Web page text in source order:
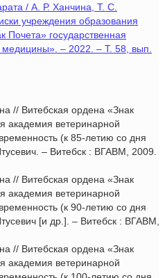
/ А. Р. Ханчина, Т. С.
учреждения образования
Почета» государственная
– 2022. – Т. 58, вып.
// Витебская ордена «Знак
академия ветеринарной
(к 85-летию со дня
– Витебск : ВГАВМ, 2009.
// Витебская ордена «Знак
академия ветеринарной
(к 90-летию со дня
[и др.]. – Витебск : ВГАВМ,
// Витебская ордена «Знак
академия ветеринарной